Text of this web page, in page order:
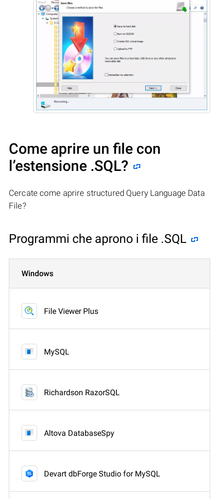
Come aprire un file con
l’estensione .SQL?
Cercate come aprire structured Query Language Data
File?
Programmi che aprono i file .SQL
Windows
File Viewer Plus
MySQL
Richardson RazorSQL
Altova DatabaseSpy
Devart dbForge Studio for MySQL